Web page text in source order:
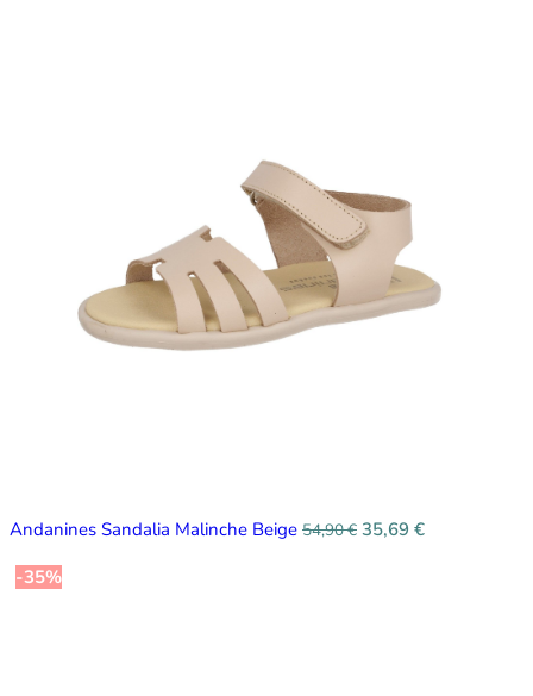
Andanines Sandalia Malinche Beige 54,90€ 35,69 €
-35%